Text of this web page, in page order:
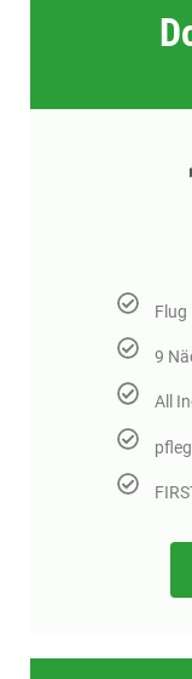
Flug
9
All